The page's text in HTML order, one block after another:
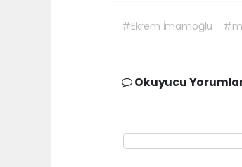
#Ekrem İmamoğlu
Okuyucu